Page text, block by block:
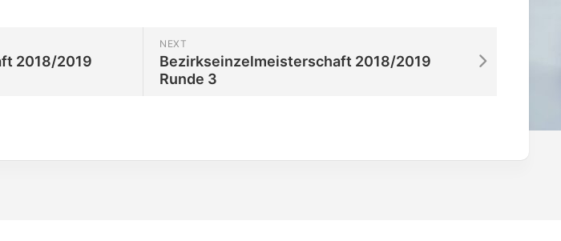
NEXT
Bezirkseinzelmeisterschaft 2018/2019
Runde 3
2018/2019